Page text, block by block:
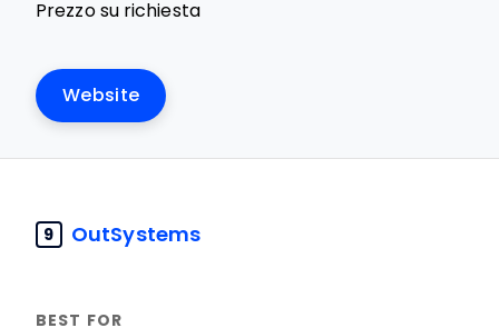
Prezzo su richiesta
Website
9 OutSystems